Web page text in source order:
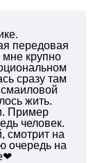
передовая
крупно
сразу там
жить.
Пример
человек.
смотрит на
очередь на